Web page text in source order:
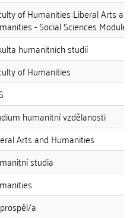
of Humanities::Liberal Arts and
- Social Sciences Module
humanitních studií
of Humanities
humanitní vzdělanosti
Arts and Humanities
studia
a